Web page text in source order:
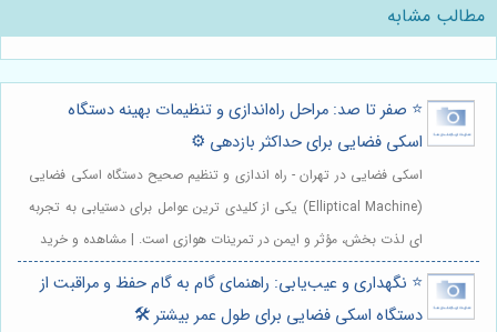
مطالب مشابه
⭐️ صفر تا صد: مراحل راه‌اندازی و تنظیمات بهینه دستگاه
اسکی فضایی برای حداکثر بازدهی ⚙️
اسکی فضایی در تهران - راه اندازی و تنظیم صحیح دستگاه اسکی فضایی
(Elliptical Machine) یکی از کلیدی ترین عوامل برای دستیابی به تجربه
ای لذت بخش، مؤثر و ایمن در تمرینات هوازی است. | مشاهده و خرید
⭐️ نگهداری و عیب‌یابی: راهنمای گام به گام حفظ و مراقبت از
دستگاه اسکی فضایی برای طول عمر بیشتر 🛠️